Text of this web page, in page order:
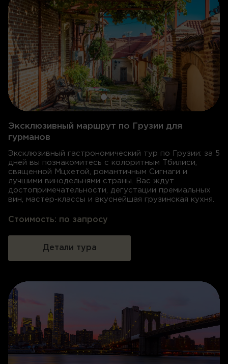
Нажимая кнопку, Вы соглашаетесь с
условиями обработки персональных данных
Эксклюзивный маршрут по Грузии для
гурманов
Эксклюзивный гастрономический тур по Грузии: за 5
дней вы познакомитесь с колоритным Тбилиси,
священной Мцхетой, романтичным Сигнаги и
лучшими винодельнями страны. Вас ждут
достопримечательности, дегустации премиальных
вин, мастер-классы и вкуснейшая грузинская кухня.
Стоимость: по запросу
Детали тура